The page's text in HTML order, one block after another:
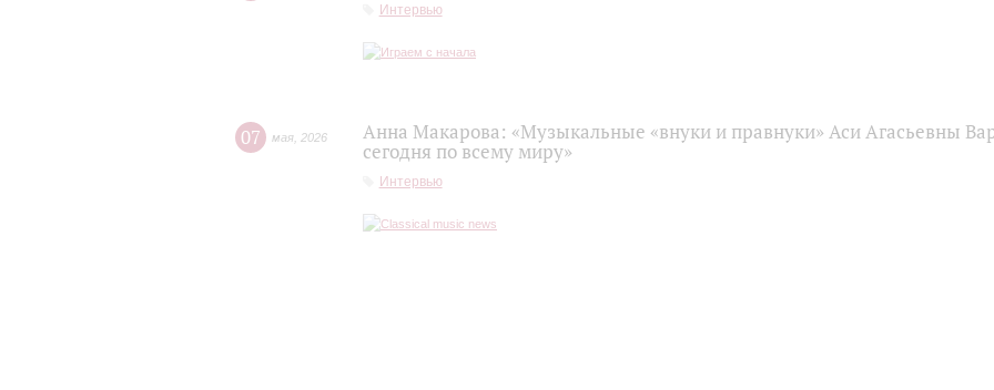
Интервью
07 мая 2026
Анна Макарова: «Музыкальные «внуки и правнуки» Аси Агасьевны
сегодня по всему миру»
Интервью